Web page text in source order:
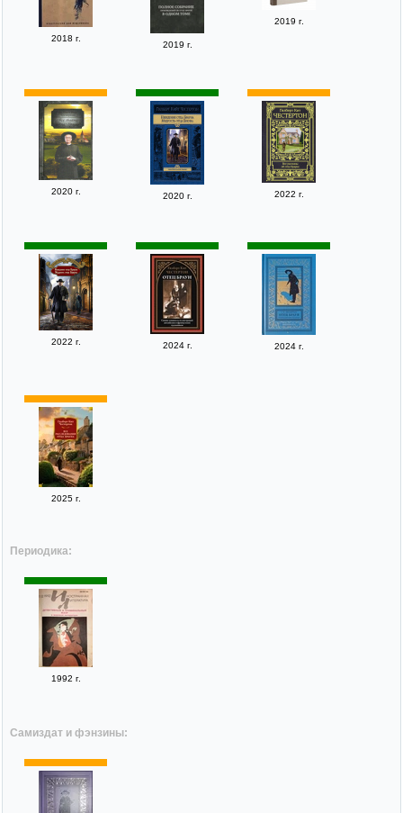
2018 г.
2019 г.
2019 г.
2020 г. 2020 г. 2022 г.
2022 г. 2024 г. 2024 г.
2025 г.
Периодика:
1992 г.
Самиздат и фэнзины: